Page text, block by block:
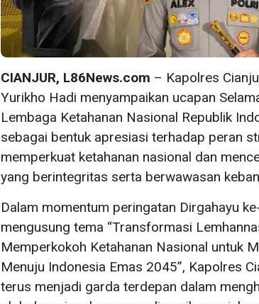
CIANJUR, L86News.com – Kapolres
Yurikho Hadi menyampaikan ucapan
Lembaga Ketahanan Nasional Republik
sebagai bentuk apresiasi terhadap peran
memperkuat ketahanan nasional dan
yang berintegritas serta berwawasan
Dalam momentum peringatan Dirgahayu
mengusung tema “Transformasi
Memperkokoh Ketahanan Nasional untuk
Menuju Indonesia Emas 2045”, Kapolres
terus menjadi garda terdepan dalam